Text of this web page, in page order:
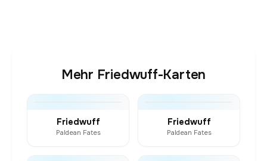
Mehr Friedwuff-Karten
Friedwuff
Paldean Fates
Friedwuff
Paldean Fates